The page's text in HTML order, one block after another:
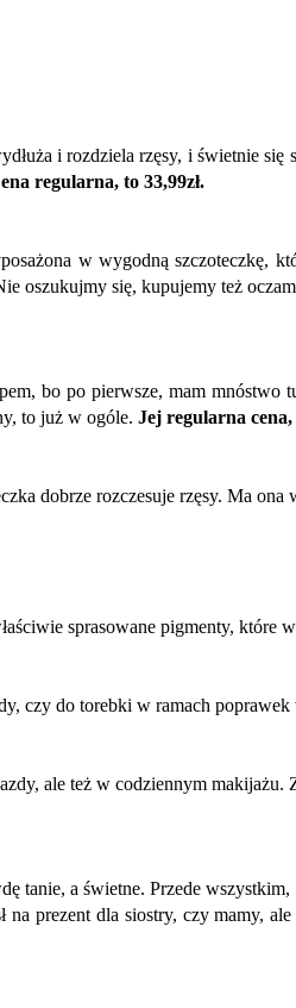
i rozdziela rzęsy, i świetnie
regularna, to 33,99zł.
w wygodną szczoteczkę,
oszukujmy się, kupujemy też
bo po pierwsze, mam
to już w ogóle. Jej regularna cena,
dobrze rozczesuje rzęsy. Ma
sprasowane pigmenty, które
czy do torebki w ramach
ale też w codziennym
tanie, a świetne. Przede
prezent dla siostry, czy mamy,